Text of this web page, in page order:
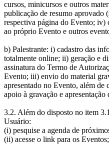
cursos, minicursos e outros
publicação de resumo aprovado
respectiva página do Evento; iv)
ao próprio Evento e outros
b) Palestrante: i) cadastro das
totalmente online; ii) geração e
assinatura do Termo de
Evento; iii) envio do material
apresentado no Evento, além de
apoio à gravação e
3.2. Além do disposto no item
Usuário:
(i) pesquise a agenda de
(ii) acesse o link para os Eventos;